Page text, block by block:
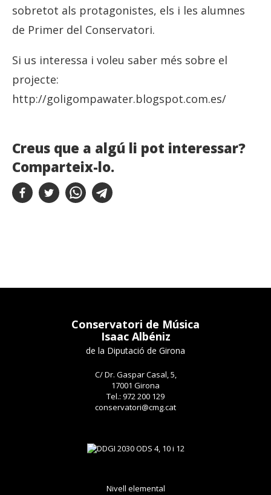
sobretot als protagonistes, els i les alumnes
de Primer del Conservatori.
Si us interessa i voleu saber més sobre el
projecte:
http://goligompawater.blogspot.com.es/
Creus que a algú li pot interessar?
Comparteix-lo.
Conservatori de Música
Isaac Albéniz
de la Diputació de Girona
C/ Dr. Gaspar Casal, 5,
17001 Girona
Tel.: 972 200 129
conservatori@cmg.cat
Nivell elemental